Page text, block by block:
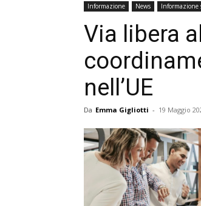
Informazione News Informazione
Via libera
nell’UE
Da Emma Gigliotti - 19 Maggio